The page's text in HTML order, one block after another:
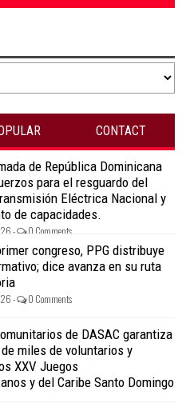
CONTACT
de República Dominicana
para el resguardo del
Eléctrica Nacional y
de capacidades.
- 0 Comments
congreso, PPG distribuye
dice avanza en su ruta
- 0 Comments
de DASAC garantiza
miles de voluntarios y
XXV Juegos
y del Caribe Santo Domingo